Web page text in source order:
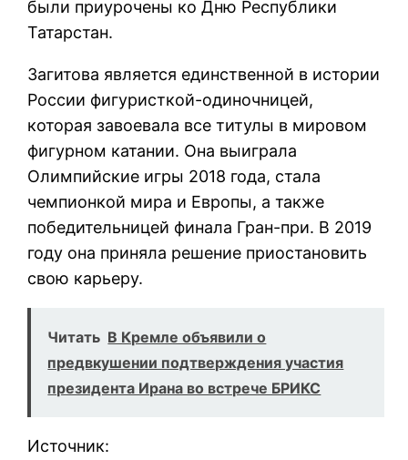
были приурочены ко Дню Республики
Татарстан.
Загитова является единственной в истории
России фигуристкой-одиночницей,
которая завоевала все титулы в мировом
фигурном катании. Она выиграла
Олимпийские игры 2018 года, стала
чемпионкой мира и Европы, а также
победительницей финала Гран-при. В 2019
году она приняла решение приостановить
свою карьеру.
Читать В Кремле объявили о
предвкушении подтверждения участия
президента Ирана во встрече БРИКС
Источник: